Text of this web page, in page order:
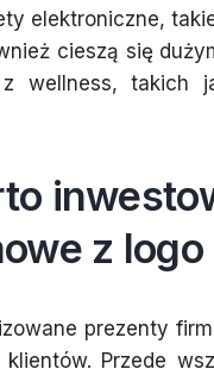
elektroniczne,
cieszą się
wellness, takich
z logo
prezenty
Przede